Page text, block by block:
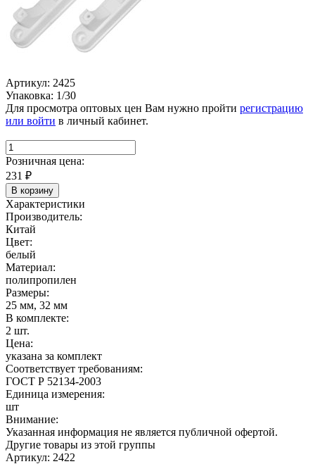
Артикул: 2425
Упаковка: 1/30
Для просмотра оптовых цен Вам нужно пройти регистрацию
или войти в личный кабинет.
Розничная цена:
231 ₽
В корзину
Характеристики
Производитель:
Китай
Цвет:
белый
Материал:
полипропилен
Размеры:
25 мм, 32 мм
В комплекте:
2 шт.
Цена:
указана за комплект
Соответствует требованиям:
ГОСТ Р 52134-2003
Единица измерения:
шт
Внимание:
Указанная информация не является публичной офертой.
Другие товары из этой группы
Артикул: 2422